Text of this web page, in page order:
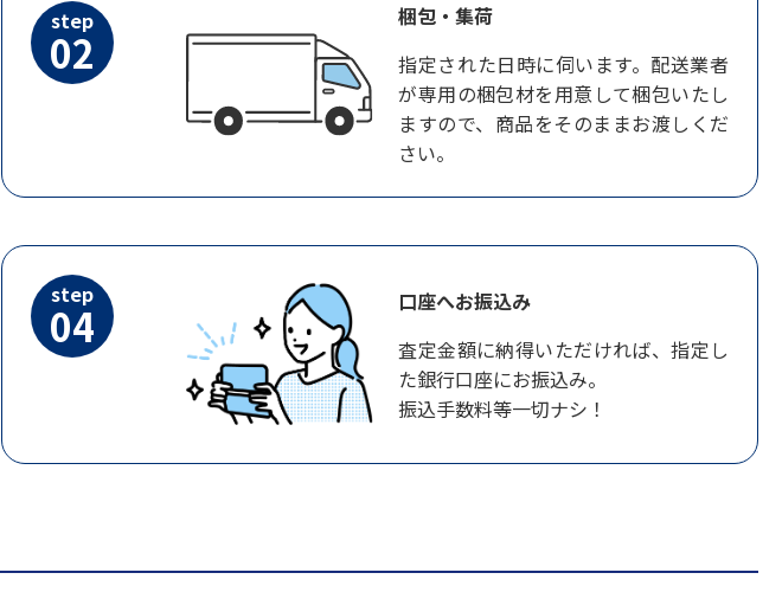
step
02
梱包・集荷
指定された日時に伺います。配送業者
が専用の梱包材を用意して梱包いたし
ますので、商品をそのままお渡しくだ
さい。
step
04
口座へお振込み
査定金額に納得いただければ、指定し
た銀行口座にお振込み。
振込手数料等一切ナシ！